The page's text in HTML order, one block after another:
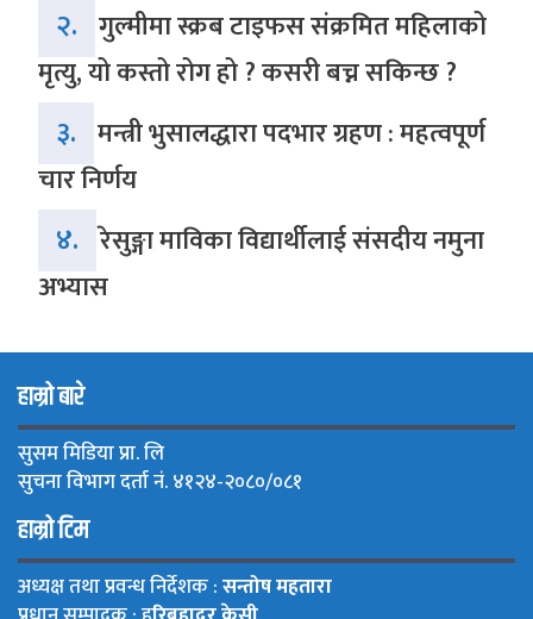
२. गुल्मीमा स्क्रब टाइफस संक्रमित महिलाको
मृत्यु, यो कस्तो रोग हो ? कसरी बच्न सकिन्छ ?
३. मन्त्री भुसालद्धारा पदभार ग्रहण : महत्वपूर्ण
चार निर्णय
४. रेसुङ्गा माविका विद्यार्थीलाई संसदीय नमुना
अभ्यास
हाम्रो बारे
सुसम मिडिया प्रा. लि
सुचना विभाग दर्ता नं. ४१२४-२०८०/०८१
हाम्रो टिम
अध्यक्ष तथा प्रवन्ध निर्देशक :सन्तोष महतारा